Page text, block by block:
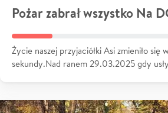
Pożar zabrał wszystko Na
Życie naszej przyjaciółki Asi zmieniło się
sekundy.Nad ranem 29.03.2025 gdy